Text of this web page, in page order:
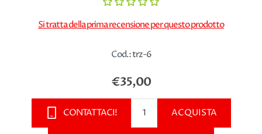
Si tratta della prima recensione per questo prodotto
Cod.:trz-6
€35,00
CONTATTACI! ACQUISTA